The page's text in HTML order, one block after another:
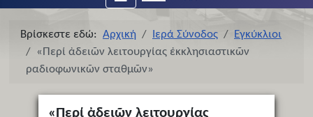
Βρίσκεστε εδώ: Αρχική Ιερά Σύνοδος
Εγκύκλιοι
«Περί ἀδειῶν λειτουργίας ἐκκλησιαστικῶν
ραδιοφωνικῶν σταθμῶν»
«Περί ἀδειῶν λειτουργίας